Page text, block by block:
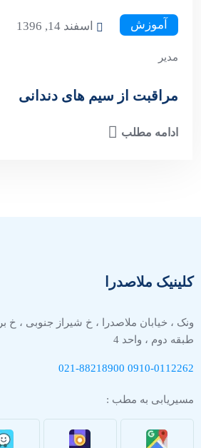
آموزش اسفند 14, 1396
مدیر
مراقبت از سیم های دندانی
ادامه مطلب
کلینیک ملاصدرا
طبقه دوم ، واحد 4
0910-0112262
021-88218900
مسیریابی به مطب :